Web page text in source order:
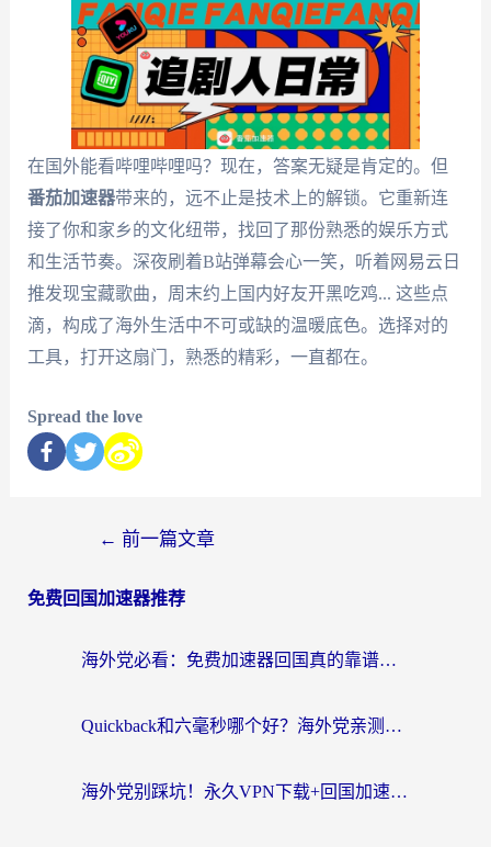
在国外能看哔哩哔哩吗？现在，答案无疑是肯定的。但
番茄加速器带来的，远不止是技术上的解锁。它重新连
接了你和家乡的文化纽带，找回了那份熟悉的娱乐方式
和生活节奏。深夜刷着B站弹幕会心一笑，听着网易云日
推发现宝藏歌曲，周末约上国内好友开黑吃鸡... 这些点
滴，构成了海外生活中不可或缺的温暖底色。选择对的
工具，打开这扇门，熟悉的精彩，一直都在。
Spread the love
← 前一篇文章
免费回国加速器推荐
海外党必看：免费加速器回国真的靠谱吗？3步教你选到好用的归雁替代
Quickback和六毫秒哪个好？海外党亲测：选对回国加速器，无缝刷剧办公不再愁
海外党别踩坑！永久VPN下载+回国加速器选择指南，无缝刷国内剧游戏支付